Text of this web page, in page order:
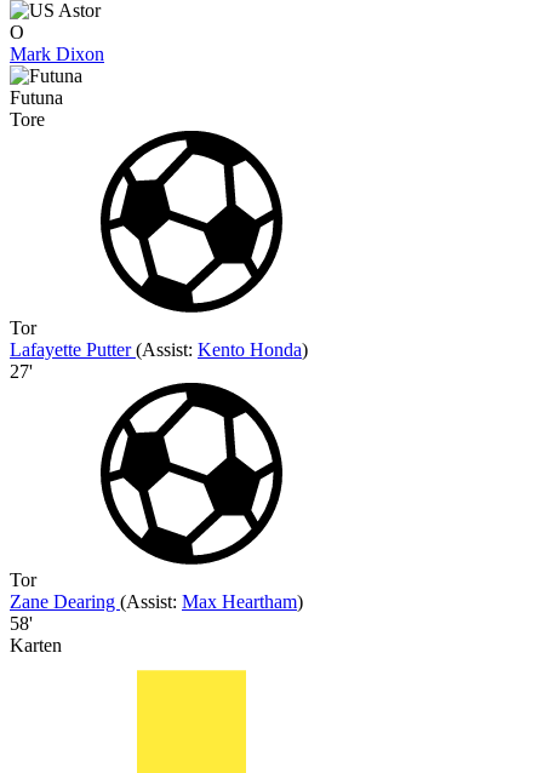
O
Mark Dixon
Futuna
Tore
Tor
Lafayette Putter(Assist: Kento Honda)
27'
Tor
Zane Dearing (Assist: Max Heartham)
58'
Karten